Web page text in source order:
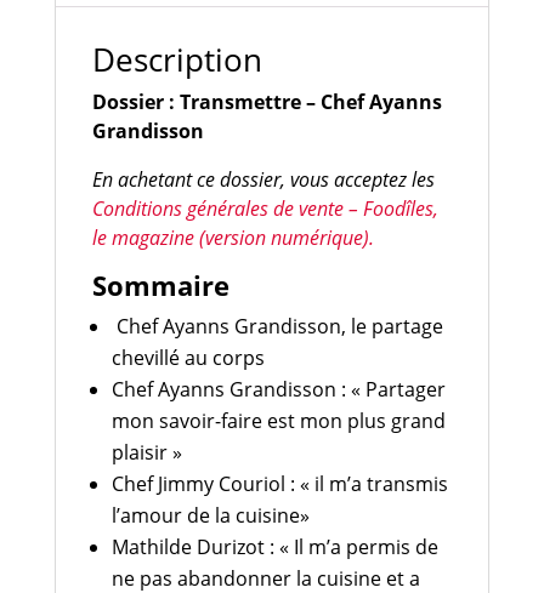
Description
Dossier : Transmettre – Chef Ayanns
Grandisson
En achetant ce dossier, vous acceptez les
Conditions générales de vente – Foodîles,
le magazine (version numérique).
Sommaire
Chef Ayanns Grandisson, le partage
chevillé au corps
Chef Ayanns Grandisson : « Partager
mon savoir-faire est mon plus grand
plaisir »
Chef Jimmy Couriol : « il m’a transmis
l’amour de la cuisine»
Mathilde Durizot : « Il m’a permis de
ne pas abandonner la cuisine et a